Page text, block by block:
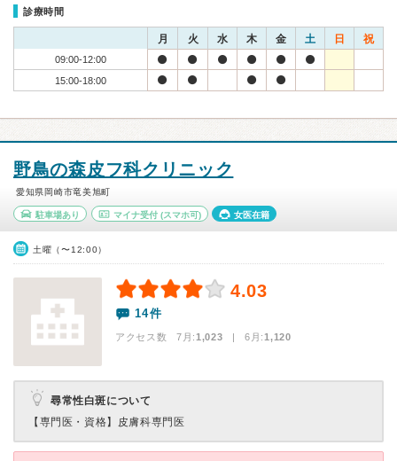
診療時間
月 火 水 木 金 土 日 祝
09:00-12:00
15:00-18:00
野鳥の森皮フ科クリニック
愛知県岡崎市竜美旭町
駐車場あり マイナ受付(スマホ可) 女医在籍
土曜（〜12:00）
4.03
14件
アクセス数 7月:1,023 | 6月:1,120
尋常性白斑について
【専門医・資格】 皮膚科専門医